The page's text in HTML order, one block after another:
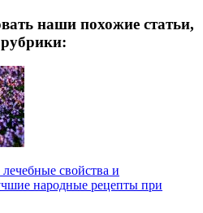
наши похожие статьи,
рубрики:
свойства и
народные рецепты при